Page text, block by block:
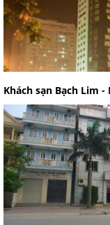
Khách sạn Bạch Lim